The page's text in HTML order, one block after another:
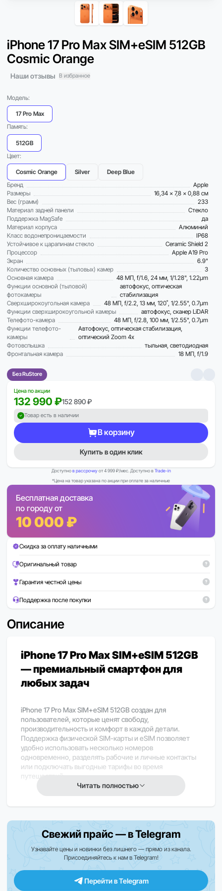
iPhone 17 Pro Max SIM+eSIM 512GB
Cosmic Orange
Наши отзывы В избранное
Модель:
17 Pro Max
Память:
512GB
Цвет:
Cosmic Orange Silver
Deep Blue
Бренд
Apple
Размеры
16,34 x 7,8 x 0,88 см
Вес (грамм)
233
Материал задней панели
Стекло
Поддержка MagSafe
да
Материал корпуса
Алюминий
Класс водонепроницаемости
IP68
Устойчивое к царапинам стекло
Ceramic Shield 2
Процессор
Apple A19 Pro
Экран
6.9"
Количество основных (тыловых) камер
3
Основная камера
48 МП, f/1.6, 24 мм, 1/1.28", 1.22µm
Функции основной (тыловой)
фотокамеры
автофокус, оптическая
стабилизация
Сверхширокоугольная камера
48 МП, f/2.2, 13 мм, 120˚, 1/2.55", 0.7µm
Функции сверхширокоугольной камеры
автофокус, сканер LiDAR
Телефото-камера
48 МП, f/2.8, 100 мм, 1/2.55", 0.7µm
Функции телефото-
камеры
Автофокус, оптическая стабилизация,
оптический Zoom 4x
Фотовспышка
тыльная, светодиодная
Фронтальная камера
18 МП, f/1.9
Без RuStore
Цена по акции
132 990 ₽152 890 ₽
Товар есть в наличии
В корзину
Купить в один клик
Доступнов рассрочкуот 4 999 ₽/мес. Доступно вTrade-in
*Цена на товар указана по акции при оплате за наличные
Бесплатная доставка
по городу от
10 000 ₽
Скидка за оплату наличными
Оригинальный товар
Гарантия честной цены
Поддержка после покупки
Описание
iPhone 17 Pro Max SIM+eSIM 512GB
— премиальный смартфон для
любых задач
iPhone 17 Pro Max SIM+eSIM 512GB создан для
пользователей, которые ценят свободу,
производительность и комфорт в каждой детали.
Поддержка физической SIM-карты и eSIM позволяет
удобно использовать несколько номеров
одновременно, разделять рабочие и личные контакты
или подключать выгодные тарифы во время
путешествий.
которые делают повседневное использование
максимально удобным. Смартфон отлично подходит
для работы, общения, создания контента и
развлечений.
документы, фотографии, видео и любимые
Читать полностью
Свежий прайс — в Telegram
Узнавайте цены и новинки без лишнего — прямо из канала.
Присоединяйтесь к нам в Telegram!
Перейти в Telegram